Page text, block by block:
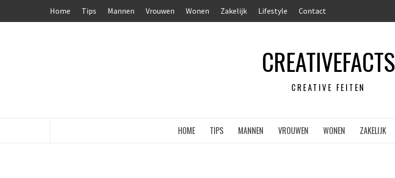
Home Tips Mannen Vrouwen Wonen Zakelijk Lifestyle Contact
CREATIVEFACTS
CREATIVE FEITEN
HOME TIPS MANNEN VROUWEN WONEN ZAKELIJK